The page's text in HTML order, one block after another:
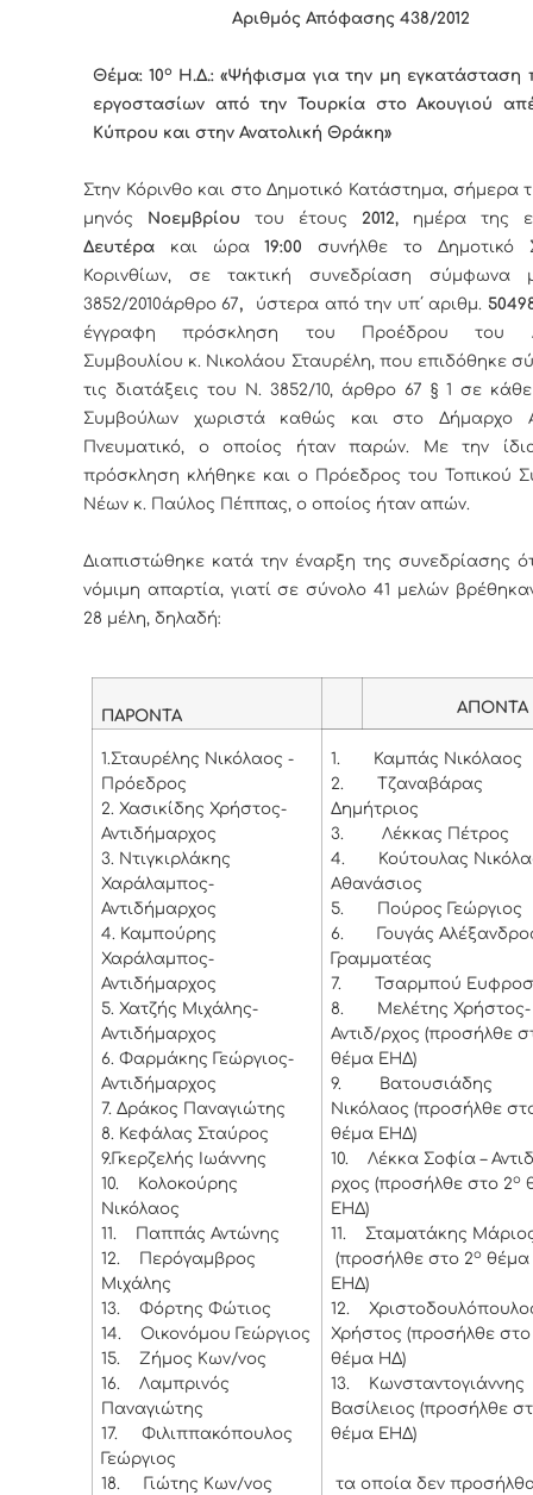
Αριθμός Απόφασης 438/2012
Θέμα: 10ο Η.Δ.: «Ψήφισμα για την μη εγκατάσταση
εργοστασίων από την Τουρκία στο Ακουγιού
Κύπρου και στην Ανατολική Θράκη»
Στην Κόρινθο και στο Δημοτικό Κατάστημα, σήμερα
μηνός Νοεμβρίου του έτους 2012,ημέρα της
Δευτέρα και ώρα19:00 συνήλθε το Δημοτικό
Κορινθίων, σε τακτική συνεδρίαση
3852/2010άρθρο 67, ύστερα από την υπ΄ αριθμ.
έγγραφη πρόσκληση του Προέδρου του
Συμβουλίου κ. Νικολάου Σταυρέλη, που επιδόθηκε
τις διατάξεις του Ν. 3852/10, άρθρο 67 § 1 σε
Συμβούλων χωριστά καθώς και στο Δήμαρχο
Πνευματικό, ο οποίος ήταν παρών. Με την
πρόσκληση κλήθηκε και ο Πρόεδρος του Τοπικού
Νέων κ. Παύλος Πέππας, ο οποίος ήταν απών.
Διαπιστώθηκε κατά την έναρξη της συνεδρίασης
νόμιμη απαρτία, γιατί σε σύνολο 41 μελών
28 μέλη, δηλαδή:
ΠΑΡΟΝΤΑ ΑΠΟΝΤΑ
1.Σταυρέλης Νικόλαος -
Πρόεδρος
2. Χασικίδης Χρήστος-
Αντιδήμαρχος
3. Ντιγκιρλάκης
Χαράλαμπος-
Αντιδήμαρχος
4. Καμπούρης
Χαράλαμπος-
Αντιδήμαρχος
5. Χατζής Μιχάλης-
Αντιδήμαρχος
6. Φαρμάκης Γεώργιος-
Αντιδήμαρχος
7. Δράκος Παναγιώτης
8. Κεφάλας Σταύρος
9.Γκερζελής Ιωάννης
10.
Κολοκούρης
Νικόλαος
11.
Παππάς Αντώνης
12.
Περόγαμβρος
Μιχάλης
13.
Φόρτης Φώτιος
14.
Οικονόμου Γεώργιος
15.
Ζήμος Κων/νος
16.
Λαμπρινός
Παναγιώτης
17.
Φιλιππακόπουλος
Γεώργιος
18.
Γιώτης Κων/νος
1.
Καμπάς Νικόλαος
2.
Τζαναβάρας
Δημήτριος
3.
Λέκκας Πέτρος
4.
Κούτουλας
Αθανάσιος
5.
Πούρος Γεώργιος
6.
Γουγάς
Γραμματέας
7.
Τσαρμπού
8.
Μελέτης Χρήστος-
Αντιδ/ρχος (προσήλθε
θέμα ΕΗΔ)
9.
Βατουσιάδης
Νικόλαος (προσήλθε
θέμα ΕΗΔ)
10.
Λέκκα Σοφία –
ρχος (προσήλθε στο 2ο
ΕΗΔ)
11.
Σταματάκης
(προσήλθε στο 2ο θέμα
ΕΗΔ)
12.
Χρήστος (προσήλθε στο
θέμα ΗΔ)
13.
Κωνσταντογιάννης
Βασίλειος (προσήλθε
θέμα ΕΗΔ)
τα οποία δεν